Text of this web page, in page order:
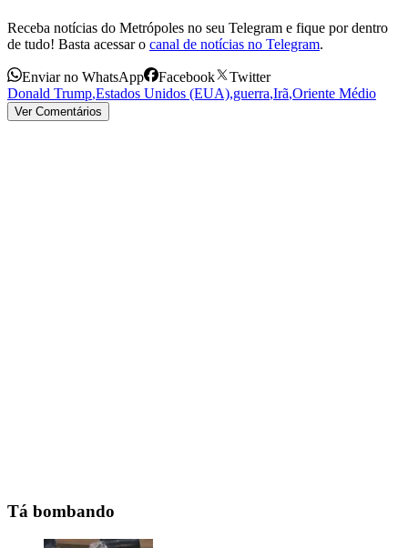
Receba notícias do Metrópoles no seu Telegram e fique por dentro
de tudo! Basta acessar o canal de notícias no Telegram.
Enviar no WhatsApp Facebook
Twitter
Donald Trump,Estados Unidos (EUA),guerra,Irã,Oriente Médio
Ver Comentários
Tá bombando